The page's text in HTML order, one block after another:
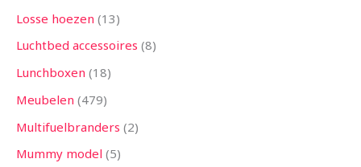
Losse hoezen 13
Luchtbed accessoires 8
Lunchboxen 18
Meubelen 479
Multifuelbranders 2
Mummy model 5